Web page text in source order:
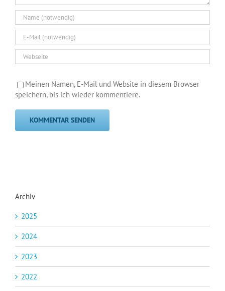
Meinen Namen, E-Mail und Website in diesem Browser
speichern, bis ich wieder kommentiere.
Archiv
2025
2024
2023
2022